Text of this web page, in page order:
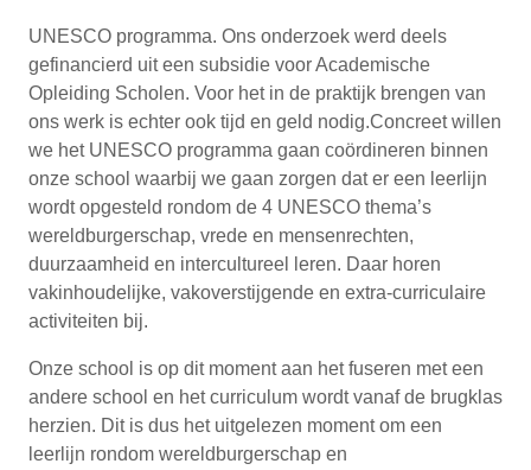
UNESCO programma. Ons onderzoek werd deels
gefinancierd uit een subsidie voor Academische
Opleiding Scholen. Voor het in de praktijk brengen van
ons werk is echter ook tijd en geld nodig.Concreet willen
we het UNESCO programma gaan coördineren binnen
onze school waarbij we gaan zorgen dat er een leerlijn
wordt opgesteld rondom de 4 UNESCO thema’s
wereldburgerschap, vrede en mensenrechten,
duurzaamheid en intercultureel leren. Daar horen
vakinhoudelijke, vakoverstijgende en extra-curriculaire
activiteiten bij.
Onze school is op dit moment aan het fuseren met een
andere school en het curriculum wordt vanaf de brugklas
herzien. Dit is dus het uitgelezen moment om een
leerlijn rondom wereldburgerschap en